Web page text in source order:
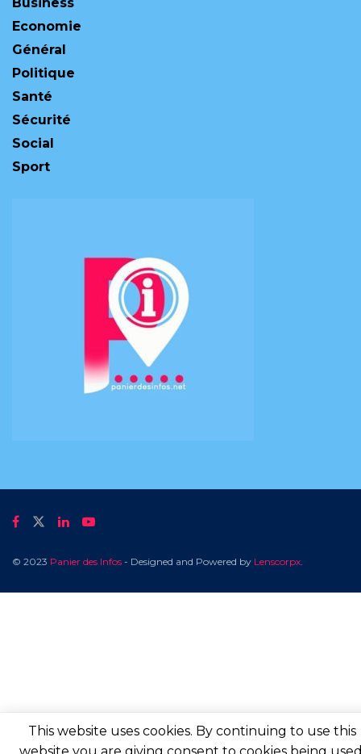
Economie
Général
Politique
Santé
Sécurité
Social
Sport
© 2023 Panier des Infos - Designed and Powered by Lenscorpx.
This website uses cookies. By continuing to use this